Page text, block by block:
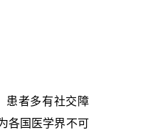
患者多有社交障
各国医学界不可